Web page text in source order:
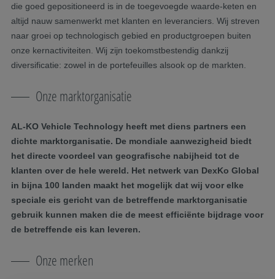
die goed gepositioneerd is in de toegevoegde waarde-keten en
altijd nauw samenwerkt met klanten en leveranciers. Wij streven
naar groei op technologisch gebied en productgroepen buiten
onze kernactiviteiten. Wij zijn toekomstbestendig dankzij
diversificatie: zowel in de portefeuilles alsook op de markten.
Onze marktorganisatie
AL-KO Vehicle Technology heeft met diens partners een
dichte marktorganisatie. De mondiale aanwezigheid biedt
het directe voordeel van geografische nabijheid tot de
klanten over de hele wereld. Het netwerk van DexKo Global
in bijna 100 landen maakt het mogelijk dat wij voor elke
speciale eis gericht van de betreffende marktorganisatie
gebruik kunnen maken die de meest efficiënte bijdrage voor
de betreffende eis kan leveren.
Onze merken